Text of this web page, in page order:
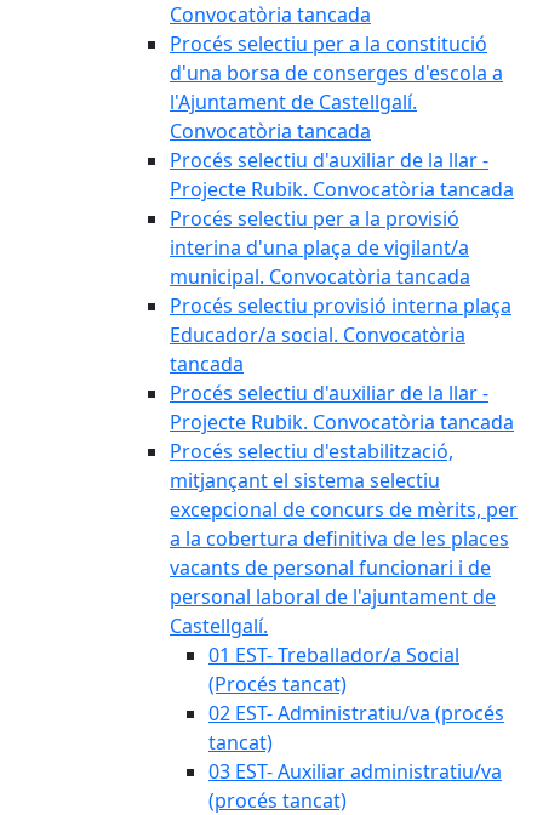
Convocatòria tancada
Procés selectiu per a la constitució
d'una borsa de conserges d'escola a
l'Ajuntament de Castellgalí.
Convocatòria tancada
Procés selectiu d'auxiliar de la llar -
Projecte Rubik. Convocatòria tancada
Procés selectiu per a la provisió
interina d'una plaça de vigilant/a
municipal. Convocatòria tancada
Procés selectiu provisió interna plaça
Educador/a social. Convocatòria
tancada
Procés selectiu d'auxiliar de la llar -
Projecte Rubik. Convocatòria tancada
Procés selectiu d'estabilització,
mitjançant el sistema selectiu
excepcional de concurs de mèrits, per
a la cobertura definitiva de les places
vacants de personal funcionari i de
personal laboral de l'ajuntament de
Castellgalí.
01 EST- Treballador/a Social
(Procés tancat)
02 EST- Administratiu/va (procés
tancat)
03 EST- Auxiliar administratiu/va
(procés tancat)